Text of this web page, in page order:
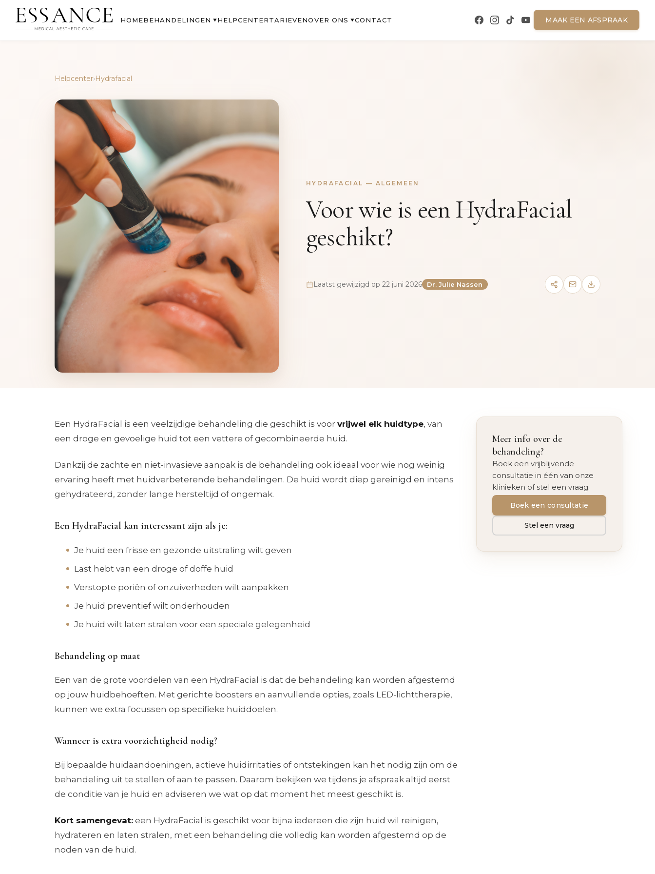
HOMEBEHANDELINGEN ▼ HELPCENTERTARIEVENOVER ONS ▼CONTACT MAAK EEN AFSPRAAK
Helpcenter›Hydrafacial
HYDRAFACIAL — ALGEMEEN
Voor wie is een HydraFacial
geschikt?
Laatst gewijzigd op 22 juni 2026 Dr. Julie Nassen
Een HydraFacial is een veelzijdige behandeling die geschikt is voor vrijwel elk huidtype, van
een droge en gevoelige huid tot een vettere of gecombineerde huid.
Dankzij de zachte en niet-invasieve aanpak is de behandeling ook ideaal voor wie nog weinig
ervaring heeft met huidverbeterende behandelingen. De huid wordt diep gereinigd en intens
gehydrateerd, zonder lange hersteltijd of ongemak.
Een HydraFacial kan interessant zijn als je:
Je huid een frisse en gezonde uitstraling wilt geven
Last hebt van een droge of doffe huid
Verstopte poriën of onzuiverheden wilt aanpakken
Je huid preventief wilt onderhouden
Je huid wilt laten stralen voor een speciale gelegenheid
Behandeling op maat
Een van de grote voordelen van een HydraFacial is dat de behandeling kan worden afgestemd
op jouw huidbehoeften. Met gerichte boosters en aanvullende opties, zoals LED-lichttherapie,
kunnen we extra focussen op specifieke huiddoelen.
Wanneer is extra voorzichtigheid nodig?
Bij bepaalde huidaandoeningen, actieve huidirritaties of ontstekingen kan het nodig zijn om de
behandeling uit te stellen of aan te passen. Daarom bekijken we tijdens je afspraak altijd eerst
de conditie van je huid en adviseren we wat op dat moment het meest geschikt is.
Kort samengevat: een HydraFacial is geschikt voor bijna iedereen die zijn huid wil reinigen,
hydrateren en laten stralen, met een behandeling die volledig kan worden afgestemd op de
noden van de huid.
Meer info over de
behandeling?
Boek een vrijblijvende
consultatie in één van onze
klinieken of stel een vraag.
Boek een consultatie
Stel een vraag